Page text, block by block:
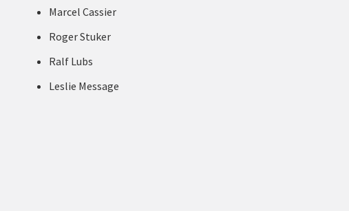
Marcel Cassier
Roger Stuker
Ralf Lubs
Leslie Message